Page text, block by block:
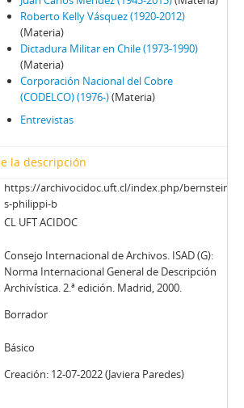
Chonchol, Jacques
Molina Silva, Sergio
- Ossa Pretot, Sergio
- Mena, Odlanier
- Silva Cimma, Enrique
- Mena, Odlanier
Ossa Pretot, Sergio
Mena, Odlanier
Videla, Ernesto
- Mena, Odlanier
Juan Guzmán Tapia (I)
Juan Guzmán Tapia (II)
Juan Guzmán Tapia (III)
Juan Guzmán Tapia (IV)
con la Historia
realizadas por James R. Whelan
Roberto Kelly Vásquez (1920-2012)
(Materia)
Dictadura Militar en Chile (1973-1990)
(Materia)
Corporación Nacional del Cobre
(CODELCO) (1976-)(Materia)
Entrevistas
la descripción
https://archivocidoc.uft.cl/index.php/bernstein-
s-philippi-b
CL UFT ACIDOC
Consejo Internacional de Archivos. ISAD (G):
Norma Internacional General de Descripción
Archivística. 2.ª edición. Madrid, 2000.
Borrador
Básico
Creación: 12-07-2022 (Javiera Paredes)